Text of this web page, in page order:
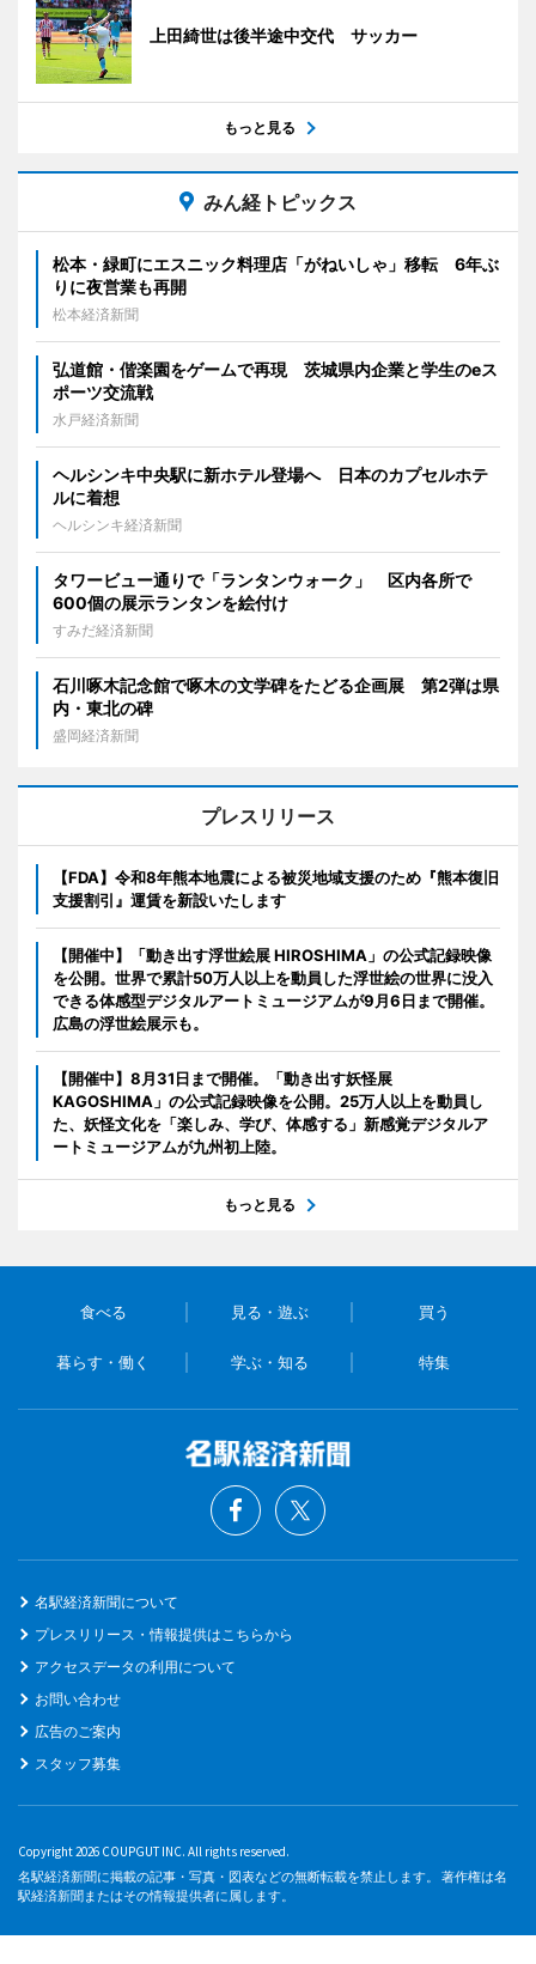
上田綺世は後半途中交代 サッカー
もっと見る
みん経トピックス
松本・緑町にエスニック料理店「がねいしゃ」移転 6年ぶ
りに夜営業も再開
松本経済新聞
弘道館・偕楽園をゲームで再現 茨城県内企業と学生のeス
ポーツ交流戦
水戸経済新聞
ヘルシンキ中央駅に新ホテル登場へ 日本のカプセルホテ
ルに着想
ヘルシンキ経済新聞
タワービュー通りで「ランタンウォーク」 区内各所で
600個の展示ランタンを絵付け
すみだ経済新聞
石川啄木記念館で啄木の文学碑をたどる企画展 第2弾は県
内・東北の碑
盛岡経済新聞
プレスリリース
【FDA】令和8年熊本地震による被災地域支援のため『熊本復旧
支援割引』運賃を新設いたします
【開催中】「動き出す浮世絵展 HIROSHIMA」の公式記録映像
を公開。世界で累計50万人以上を動員した浮世絵の世界に没入
できる体感型デジタルアートミュージアムが9月6日まで開催。
広島の浮世絵展示も。
【開催中】8月31日まで開催。「動き出す妖怪展
KAGOSHIMA」の公式記録映像を公開。25万人以上を動員し
た、妖怪文化を「楽しみ、学び、体感する」新感覚デジタルア
ートミュージアムが九州初上陸。
もっと見る
食べる 見る・遊ぶ 買う
暮らす・働く 学ぶ・知る 特集
名駅経済新聞について
プレスリリース・情報提供はこちらから
アクセスデータの利用について
お問い合わせ
広告のご案内
スタッフ募集
Copyright 2026 COUPGUT INC. All rights reserved.
名駅経済新聞に掲載の記事・写真・図表などの無断転載を禁止します。 著作権は名
駅経済新聞またはその情報提供者に属します。